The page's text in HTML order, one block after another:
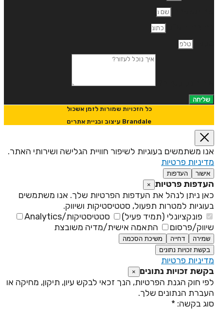
שליחה
כל הזכויות שמורות לזמן אשכול
Brandale עיצוב ובניית אתרים
משתמשים בעוגיות לשיפור חוויית הגלישה ושירותי האתר.
פרטיות
אישור העדפות
פרטיות ×
ניתן לנהל את העדפות הפרטיות שלך. אנו משתמשים
למטרות תפעול, סטטיסטיקות ושיווק.
פונקציונלי (תמיד פעיל)
סטטיסטיקות/Analytics
פרסום
התאמה אישית/מדיה משובצת
שמירה דחייה
משיכת הסכמה
בקשת זכויות נתונים
פרטיות
זכויות נתונים ×
חוק הגנת הפרטיות, הנך זכאי לבקש עיון, תיקון, מחיקה או
הנתונים שלך.
בקשה: *